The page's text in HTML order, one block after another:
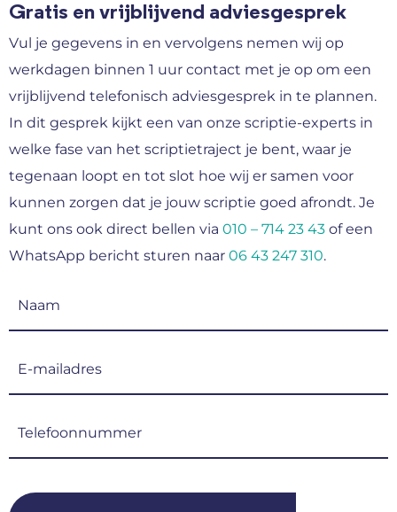
Gratis en vrijblijvend adviesgesprek
Vul je gegevens in en vervolgens nemen wij op
werkdagen binnen 1 uur contact met je op om een
vrijblijvend telefonisch adviesgesprek in te plannen.
In dit gesprek kijkt een van onze scriptie-experts in
welke fase van het scriptietraject je bent, waar je
tegenaan loopt en tot slot hoe wij er samen voor
kunnen zorgen dat je jouw scriptie goed afrondt. Je
kunt ons ook direct bellen via 010 – 714 23 43 of een
WhatsApp bericht sturen naar 06 43 247 310.